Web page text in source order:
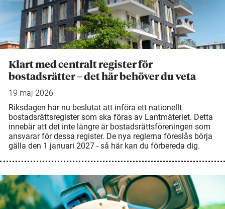
Klart med centralt register för
bostadsrätter – det här behöver du veta
19 maj 2026
Riksdagen har nu beslutat att införa ett nationellt
bostadsrättsregister som ska föras av Lantmäteriet. Detta
innebär att det inte längre är bostadsrättsföreningen som
ansvarar för dessa register. De nya reglerna föreslås börja
gälla den 1 januari 2027 - så här kan du förbereda dig.